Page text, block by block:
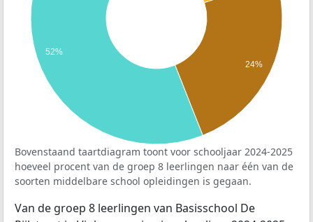
24%
52%
Bovenstaand taartdiagram toont voor schooljaar 2024-2025
hoeveel procent van de groep 8 leerlingen naar één van de
soorten middelbare school opleidingen is gegaan.
Van de groep 8 leerlingen van Basisschool De